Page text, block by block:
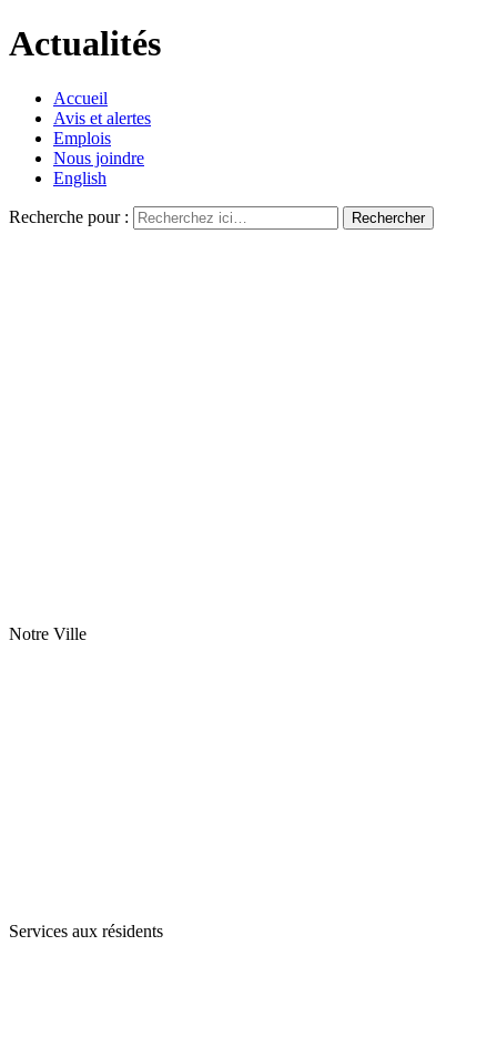
Actualités
Accueil
Avis et alertes
Emplois
Nous joindre
English
Recherche pour :
Notre Ville
Services aux résidents